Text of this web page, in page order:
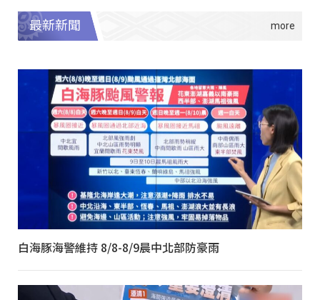
最新新聞
白海豚海警維持 8/8-8/9晨中北部防豪雨